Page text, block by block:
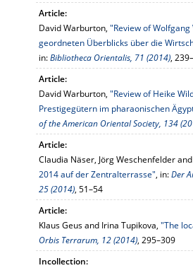
Article:
David Warburton, "Review of
geordneten Überblicks über die
in:Bibliotheca Orientalis, 71 (2014),
Article:
David Warburton, "Review of Heike
Prestigegütern im pharaonischen
of the American Oriental Society, 134
Article:
Claudia Näser, Jörg Weschenfelder
2014 auf der Zentralterrasse", in:Der
25 (2014), 51–54
Article:
Klaus Geus and Irina Tupikova, "The
Orbis Terrarum, 12 (2014), 295–309
Incollection: